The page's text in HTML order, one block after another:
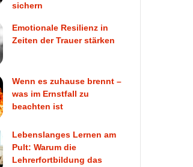
sichern
Emotionale Resilienz in
Zeiten der Trauer stärken
Wenn es zuhause brennt –
was im Ernstfall zu
beachten ist
Lebenslanges Lernen am
Pult: Warum die
Lehrerfortbildung das